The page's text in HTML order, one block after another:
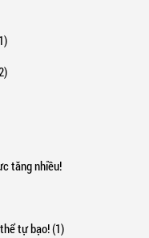
tăng nhiều!
tự bạo! (1)